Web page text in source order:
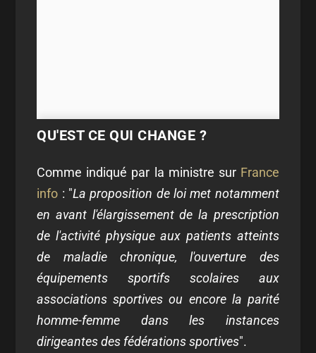
QU'EST CE QUI CHANGE ?
Comme indiqué par la ministre sur France
info : "La proposition de loi met notamment
en avant l'élargissement de la prescription
de l'activité physique aux patients atteints
de maladie chronique, l'ouverture des
équipements sportifs scolaires aux
associations sportives ou encore la parité
homme-femme dans les instances
dirigeantes des fédérations sportives".